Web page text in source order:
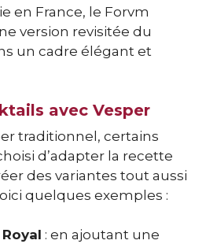
en France, le Forvm
version revisitée du
un cadre élégant et
avec Vesper
traditionnel, certains
d’adapter la recette
des variantes tout aussi
quelques exemples :
: en ajoutant une